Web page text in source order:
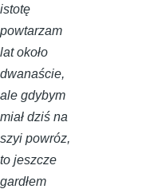
istotę
powtarzam
lat około
dwanaście,
ale gdybym
miał dziś na
szyi powróz,
to jeszcze
gardłem